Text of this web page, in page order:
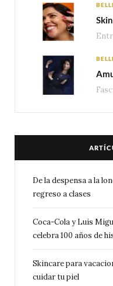
De la despensa a la
regreso a clases
Coca-Cola y Luis
celebra 100 años de
Skincare para
cuidar tu piel